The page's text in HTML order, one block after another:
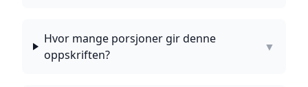
Hvor mange porsjoner gir denne
oppskriften?
▼